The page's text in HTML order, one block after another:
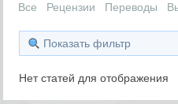
Все Рецензии Переводы
Показать фильтр
Нет статей для отображения